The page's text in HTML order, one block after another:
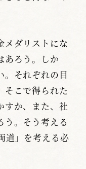
ダリストにな
あろう。しか
。それぞれの目
そこで得られた
すか、また、社
う。そう考える
道」を考える必